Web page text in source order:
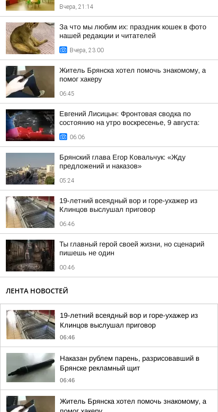
Вчера, 21:14
За что мы любим их: праздник кошек в фото
нашей редакции и читателей
Вчера, 23:00
Житель Брянска хотел помочь знакомому, а
помог хакеру
06:45
Евгений Лисицын: Фронтовая сводка по
состоянию на утро воскресенье, 9 августа:
06:06
Брянский глава Егор Ковальчук: «Жду
предложений и наказов»
05:24
19-летний всеядный вор и горе-ухажер из
Клинцов выслушал приговор
06:46
Ты главный герой своей жизни, но сценарий
пишешь не один
00:46
ЛЕНТА НОВОСТЕЙ
19-летний всеядный вор и горе-ухажер из
Клинцов выслушал приговор
06:46
Наказан рублем парень, разрисовавший в
Брянске рекламный щит
06:46
Житель Брянска хотел помочь знакомому, а